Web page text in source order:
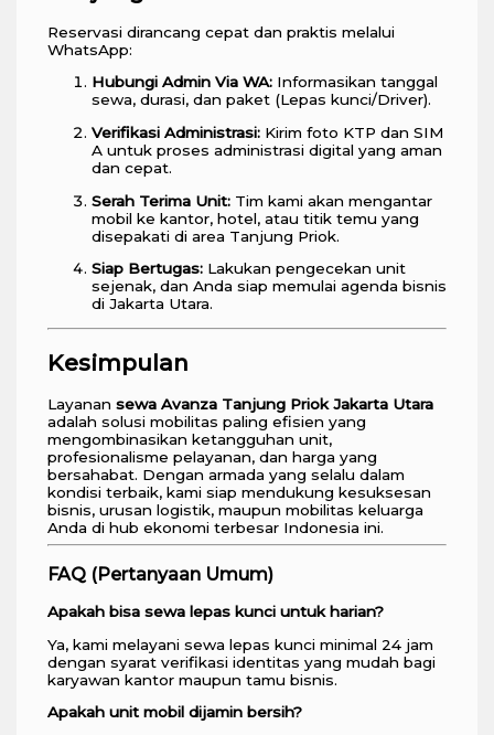
Reservasi dirancang cepat dan praktis melalui
WhatsApp:
Hubungi Admin Via WA:Informasikan tanggal
sewa, durasi, dan paket (Lepas kunci/Driver).
Verifikasi Administrasi:Kirim foto KTP dan SIM
A untuk proses administrasi digital yang aman
dan cepat.
Serah Terima Unit:Tim kami akan mengantar
mobil ke kantor, hotel, atau titik temu yang
disepakati di area Tanjung Priok.
Siap Bertugas:Lakukan pengecekan unit
sejenak, dan Anda siap memulai agenda bisnis
di Jakarta Utara.
Kesimpulan
Layanan sewa Avanza Tanjung Priok Jakarta Utara
adalah solusi mobilitas paling efisien yang
mengombinasikan ketangguhan unit,
profesionalisme pelayanan, dan harga yang
bersahabat. Dengan armada yang selalu dalam
kondisi terbaik, kami siap mendukung kesuksesan
bisnis, urusan logistik, maupun mobilitas keluarga
Anda di hub ekonomi terbesar Indonesia ini.
FAQ (Pertanyaan Umum)
Apakah bisa sewa lepas kunci untuk harian?
Ya, kami melayani sewa lepas kunci minimal 24 jam
dengan syarat verifikasi identitas yang mudah bagi
karyawan kantor maupun tamu bisnis.
Apakah unit mobil dijamin bersih?